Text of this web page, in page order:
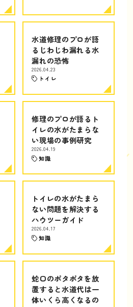
水道修理のプロが語
るじわじわ漏れる水
漏れの恐怖
2026.04.23
トイレ
修理のプロが語るト
イレの水がたまらな
い現場の事例研究
2026.04.19
知識
トイレの水がたまら
ない問題を解決する
ハウツーガイド
2026.04.17
知識
蛇口のポタポタを放
置すると水道代は一
体いくら高くなるの